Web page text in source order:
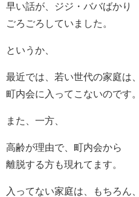
早い話が、ジジ・ババばかり
ごろごろしていました。
というか、
最近では、若い世代の家庭は、
町内会に入ってこないのです。
また、一方、
高齢が理由で、町内会から
離脱する方も現れてます。
入ってない家庭は、もちろん、